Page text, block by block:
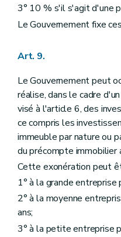
3° 10 % s'il s'agit d'une
Le Gouvernement fixe
Art. 9.
Le Gouvernement peut
réalise, dans le cadre
visé à l'article 6, des
ce compris les
immeuble par nature ou
du précompte immobilier
Cette exonération peut
1° à la grande entreprise
2° à la moyenne
ans;
3° à la petite entreprise